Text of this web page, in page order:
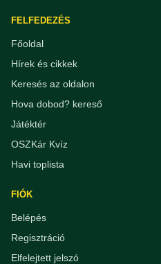
FELFEDEZÉS
Főoldal
Hírek és cikkek
Keresés az oldalon
Hova dobod? kereső
Játéktér
OSZKár Kvíz
Havi toplista
FIÓK
Belépés
Regisztráció
Elfelejtett jelszó